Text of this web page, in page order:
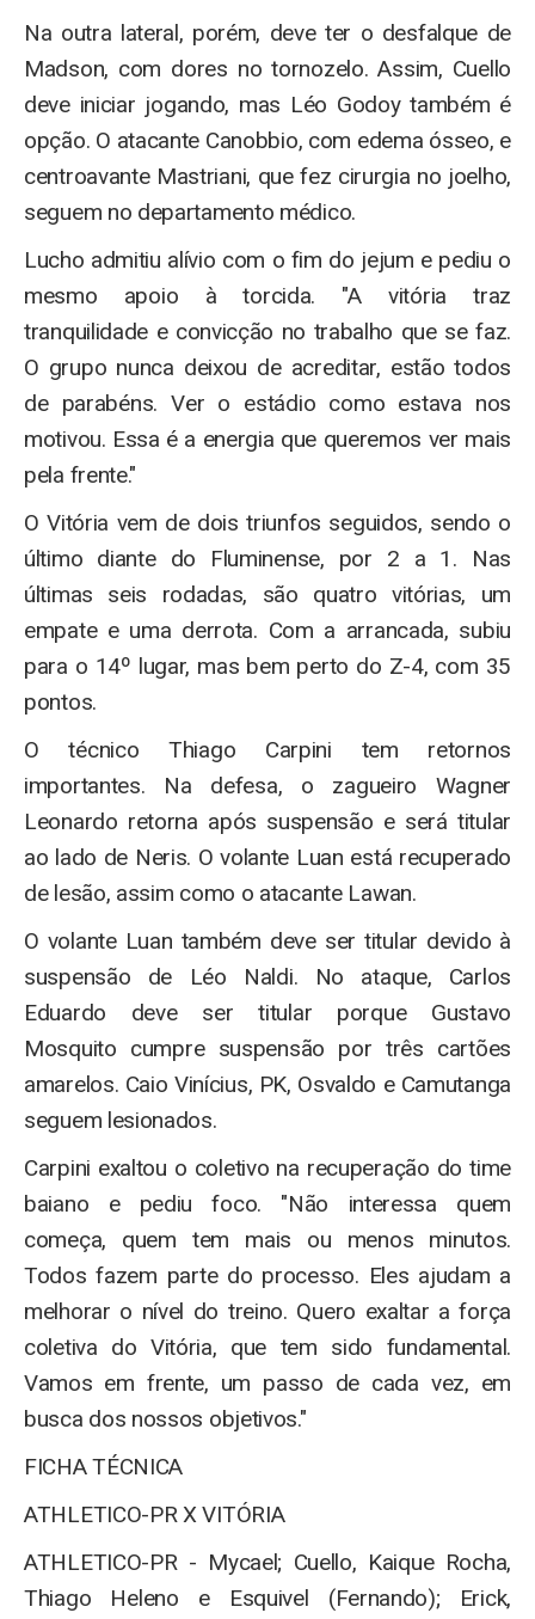
Na outra lateral, porém, deve ter o desfalque de
Madson, com dores no tornozelo. Assim, Cuello
deve iniciar jogando, mas Léo Godoy também é
opção. O atacante Canobbio, com edema ósseo, e
centroavante Mastriani, que fez cirurgia no joelho,
seguem no departamento médico.
Lucho admitiu alívio com o fim do jejum e pediu o
mesmo apoio à torcida. "A vitória traz
tranquilidade e convicção no trabalho que se faz.
O grupo nunca deixou de acreditar, estão todos
de parabéns. Ver o estádio como estava nos
motivou. Essa é a energia que queremos ver mais
pela frente."
O Vitória vem de dois triunfos seguidos, sendo o
último diante do Fluminense, por 2 a 1. Nas
últimas seis rodadas, são quatro vitórias, um
empate e uma derrota. Com a arrancada, subiu
para o 14º lugar, mas bem perto do Z-4, com 35
pontos.
O técnico Thiago Carpini tem retornos
importantes. Na defesa, o zagueiro Wagner
Leonardo retorna após suspensão e será titular
ao lado de Neris. O volante Luan está recuperado
de lesão, assim como o atacante Lawan.
O volante Luan também deve ser titular devido à
suspensão de Léo Naldi. No ataque, Carlos
Eduardo deve ser titular porque Gustavo
Mosquito cumpre suspensão por três cartões
amarelos. Caio Vinícius, PK, Osvaldo e Camutanga
seguem lesionados.
Carpini exaltou o coletivo na recuperação do time
baiano e pediu foco. "Não interessa quem
começa, quem tem mais ou menos minutos.
Todos fazem parte do processo. Eles ajudam a
melhorar o nível do treino. Quero exaltar a força
coletiva do Vitória, que tem sido fundamental.
Vamos em frente, um passo de cada vez, em
busca dos nossos objetivos."
FICHA TÉCNICA
ATHLETICO-PR X VITÓRIA
ATHLETICO-PR - Mycael; Cuello, Kaique Rocha,
Thiago Heleno e Esquivel (Fernando); Erick,